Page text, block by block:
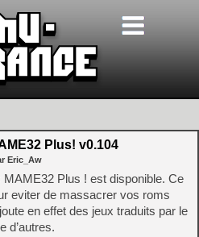
Plus! v0.104
Eric_Aw
Plus ! est disponible. Ce
eviter de massacrer vos roms
en effet des jeux traduits par le
d’autres.